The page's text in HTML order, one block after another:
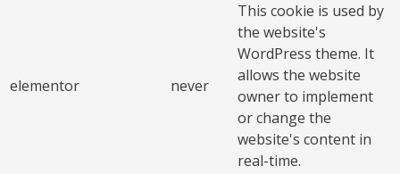
elementor never
This cookie is used by
the website's
WordPress theme. It
allows the website
owner to implement
or change the
website's content in
real-time.